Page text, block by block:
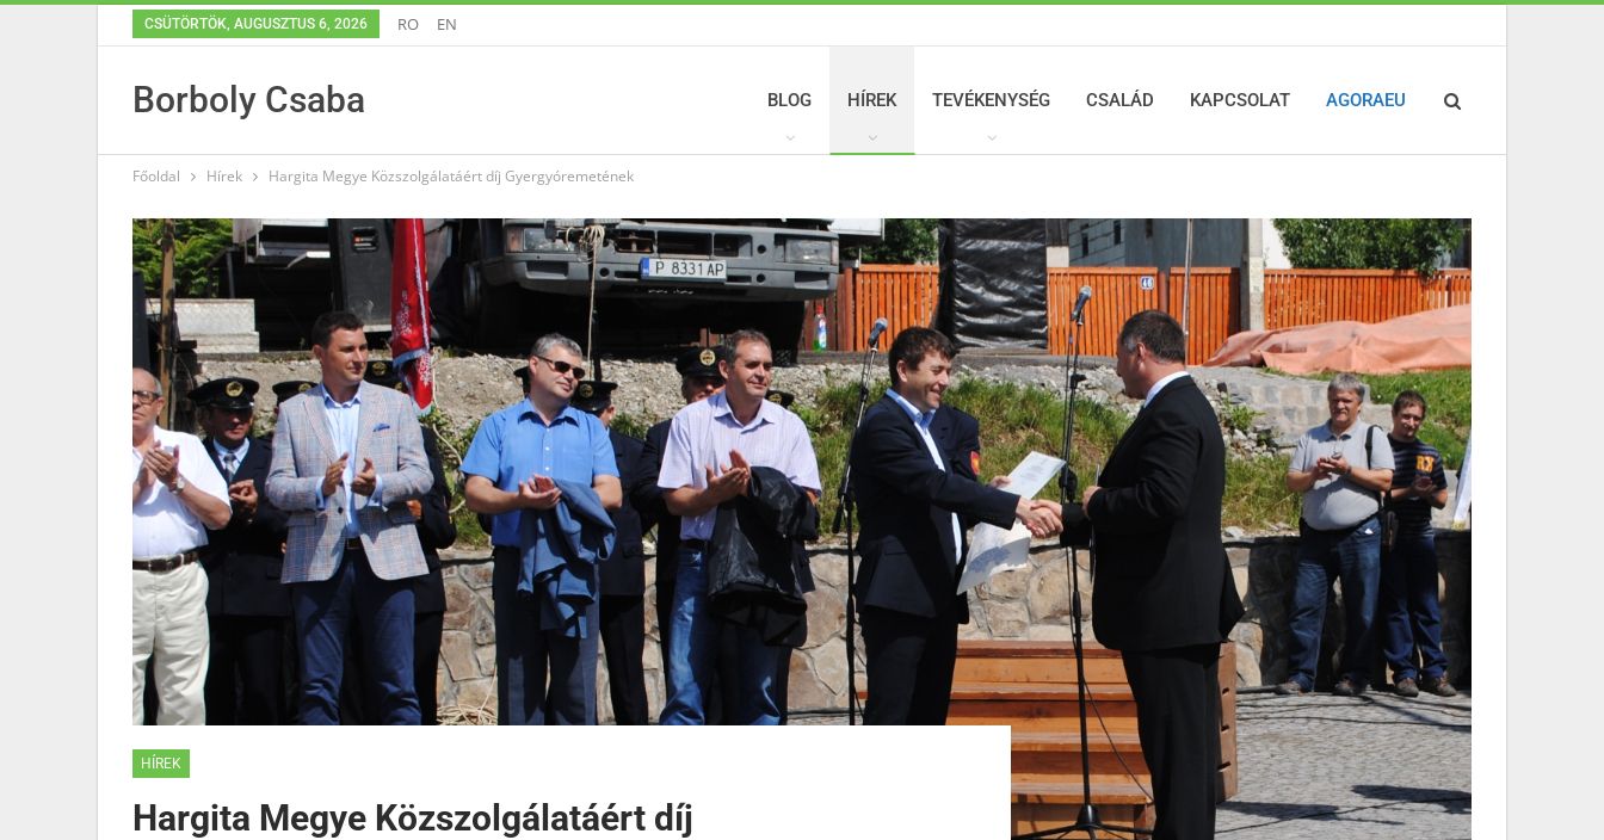
CSÜTÖRTÖK, AUGUSZTUS 6, 2026 RO EN
Borboly Csaba BLOG HÍREK TEVÉKENYSÉG CSALÁD KAPCSOLAT AGORAEU
Főoldal Hírek Hargita Megye Közszolgálatáért díj Gyergyóremetének
HÍREK
Hargita Megye Közszolgálatáért díj